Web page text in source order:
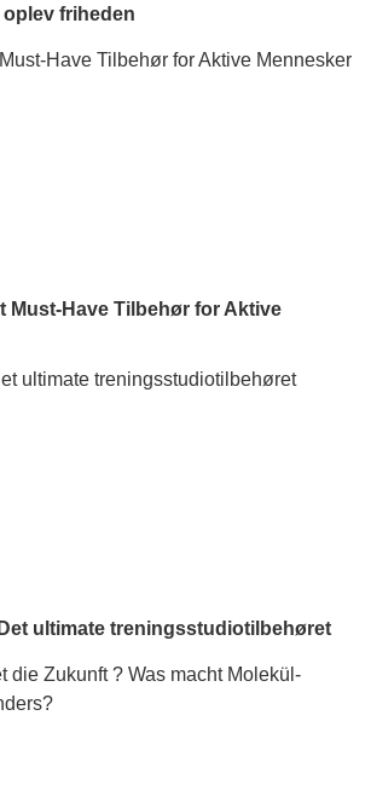
friheden
Must-Have Tilbehør for Aktive
ultimate treningsstudiotilbehøret